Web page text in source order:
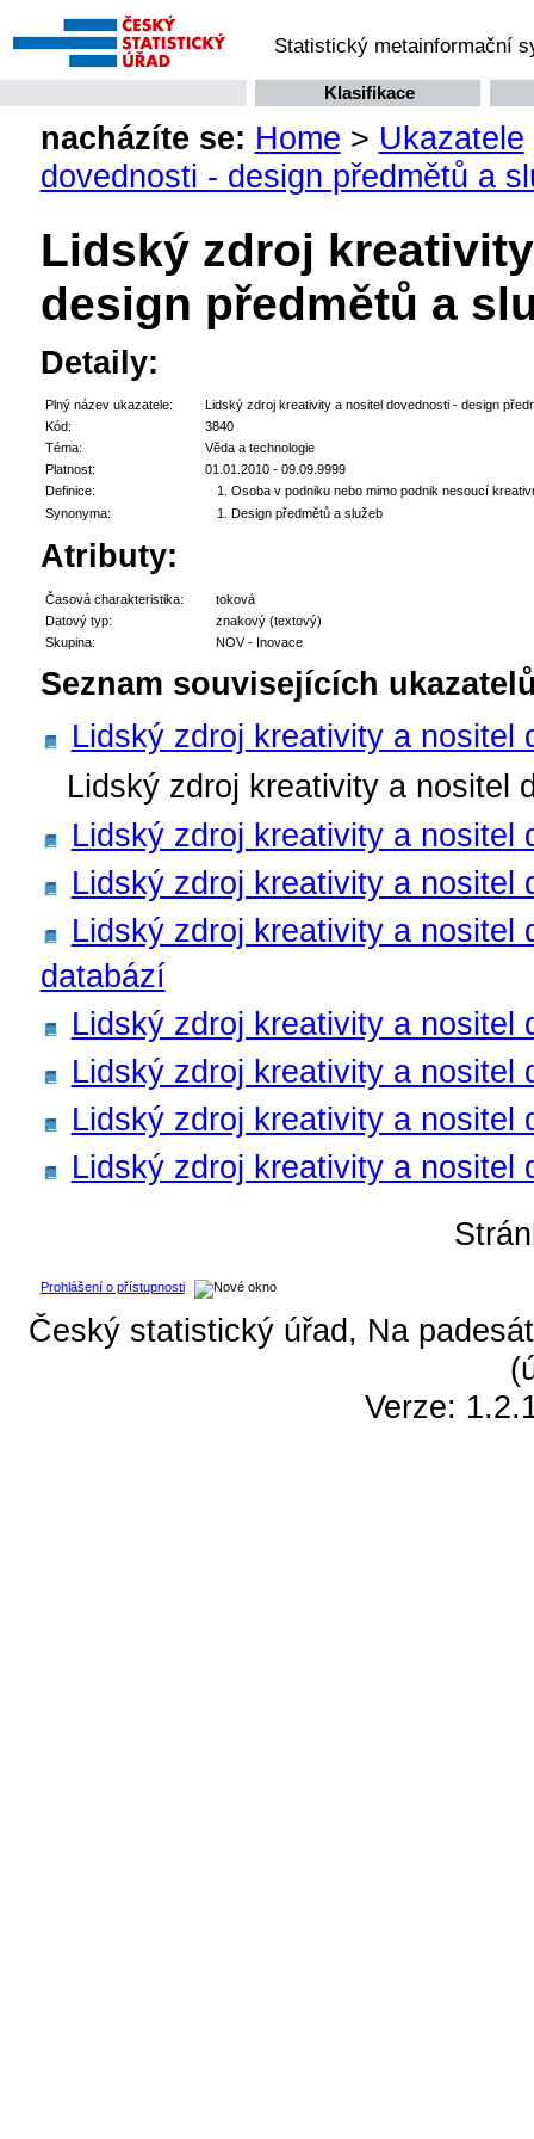
Statistický metainformační
Klasifikace
nacházíte se: Home > Ukazatele
dovednosti - design předmětů a
Lidský zdroj
design předmětů a
Detaily:
Plný název ukazatele:
Lidský zdroj kreativity a nositel dovednosti - design
Kód:
3840
Téma:
Věda a technologie
Platnost:
01.01.2010 - 09.09.9999
Definice:
Osoba v podniku nebo mimo podnik nesoucí
Synonyma:
Design předmětů a služeb
Atributy:
Časová charakteristika:
toková
Datový typ:
znakový (textový)
Skupina:
NOV - Inovace
Seznam souvisejících
Lidský zdroj kreativity a nositel
Lidský zdroj kreativity a nositel
Lidský zdroj kreativity a nositel
Lidský zdroj kreativity a nositel
Lidský zdroj kreativity a
databází
Lidský zdroj kreativity a nositel
Lidský zdroj kreativity a nositel
Lidský zdroj kreativity a nositel
Lidský zdroj kreativity a nositel
Prohlášení o přístupnosti
Český statistický úřad, Na
Verze: